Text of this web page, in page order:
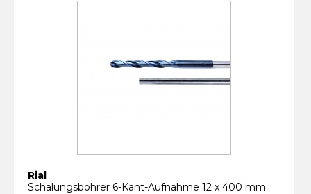
Rial
Schalungsbohrer 6-Kant-Aufnahme 12 x 400 mm